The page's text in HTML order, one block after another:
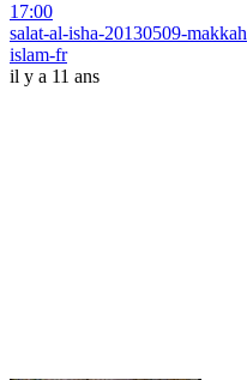
17:00
salat-al-isha-20130509-makkah
islam-fr
il y a 11 ans